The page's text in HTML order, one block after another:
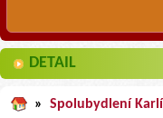
DETAIL
» Spolubydlení